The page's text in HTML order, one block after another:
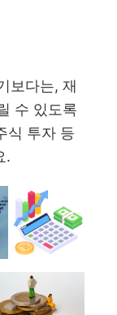
보다는, 재
수 있도록
식 투자 등
.